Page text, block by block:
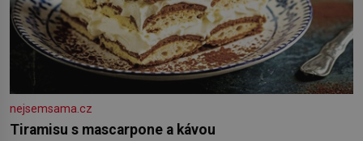
nejsemsama.cz
Tiramisu s mascarpone a kávou